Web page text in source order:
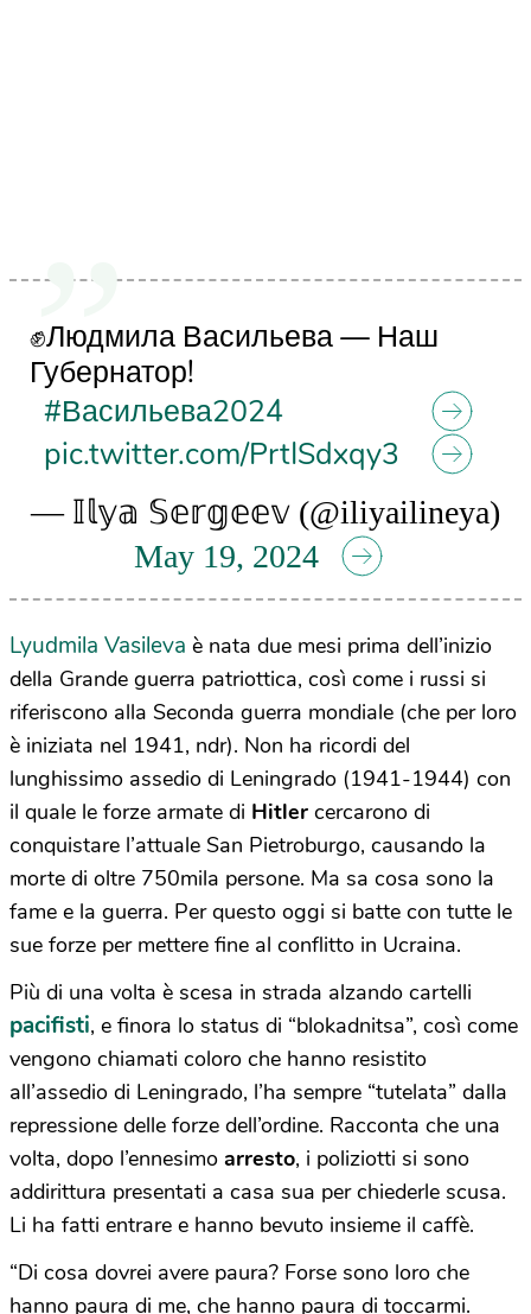
✊Людмила Васильева — Наш
Губернатор!
#Васильева2024
pic.twitter.com/PrtISdxqy3
— 𝕀𝕝𝕪𝕒 𝕊𝕖𝕣𝕘𝕖𝕖𝕧 (@iliyailineya)
May 19, 2024
Lyudmila Vasileva è nata due mesi prima dell’inizio
della Grande guerra patriottica, così come i russi si
riferiscono alla Seconda guerra mondiale (che per loro
è iniziata nel 1941, ndr). Non ha ricordi del
lunghissimo assedio di Leningrado (1941-1944) con
il quale le forze armate di Hitler cercarono di
conquistare l’attuale San Pietroburgo, causando la
morte di oltre 750mila persone. Ma sa cosa sono la
fame e la guerra. Per questo oggi si batte con tutte le
sue forze per mettere fine al conflitto in Ucraina.
Più di una volta è scesa in strada alzando cartelli
pacifisti, e finora lo status di “blokadnitsa”, così come
vengono chiamati coloro che hanno resistito
all’assedio di Leningrado, l’ha sempre “tutelata” dalla
repressione delle forze dell’ordine. Racconta che una
volta, dopo l’ennesimo arresto, i poliziotti si sono
addirittura presentati a casa sua per chiederle scusa.
Li ha fatti entrare e hanno bevuto insieme il caffè.
“Di cosa dovrei avere paura? Forse sono loro che
hanno paura di me, che hanno paura di toccarmi.